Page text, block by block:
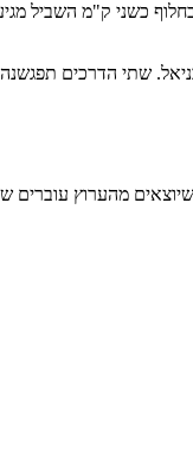
כשני ק"מ השביל מגיע
שתי הדרכים
מהערוץ עוברים